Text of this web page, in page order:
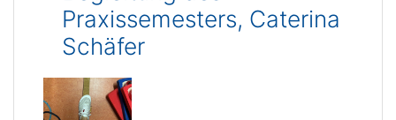
Praxissemesters, Caterina
Schäfer